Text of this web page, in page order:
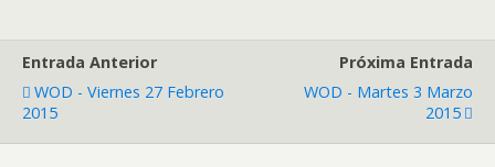
Entrada Anterior
WOD - Viernes 27 Febrero
2015
Próxima Entrada
WOD - Martes 3 Marzo
2015